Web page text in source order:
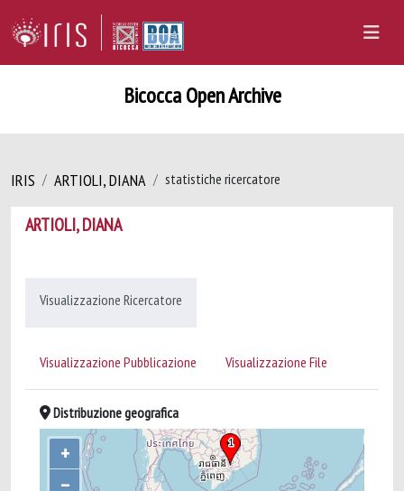
Bicocca Open Archive
IRIS ARTIOLI, DIANA statistiche ricercatore
ARTIOLI, DIANA
Visualizzazione Ricercatore
Visualizzazione Pubblicazione Visualizzazione File
Distribuzione geografica
+
–